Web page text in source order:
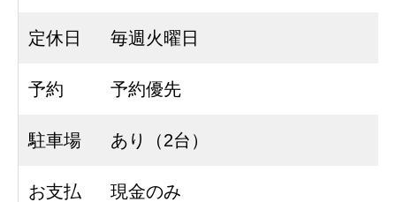
定休日 毎週火曜日
予約 予約優先
駐車場 あり（2台）
お支払
現金のみ